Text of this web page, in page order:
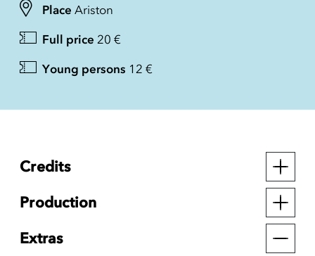
Place Ariston
Full price 20 €
Young persons 12 €
Credits
Production
Extras